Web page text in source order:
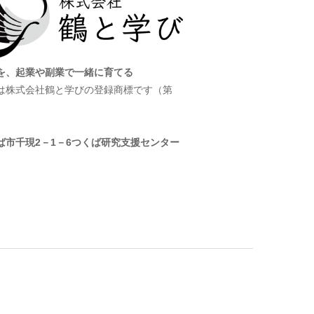
、起業や副業で一緒に育てる
式会社鶴と学びの登録商標です（第
市千現2－1－6つくば研究支援センター